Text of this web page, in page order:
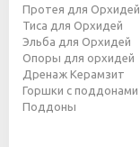
Протея для Орхидей
Тиса для Орхидей
Эльба для Орхидей
Опоры для орхидей
Дренаж Керамзит
Горшки с поддонами
Поддоны